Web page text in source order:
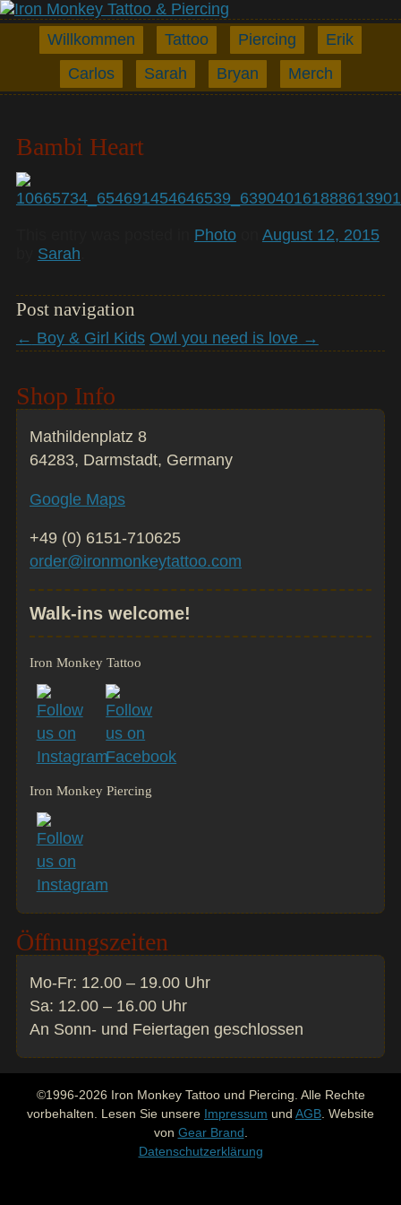
Willkommen Tattoo Piercing
Erik
Carlos
Sarah Bryan Merch
Bambi Heart
Photoon August 12, 2015
Sarah
Post navigation
← Boy & Girl Kids Owl you need is love →
Shop Info
Mathildenplatz 8
64283, Darmstadt, Germany
Google Maps
+49 (0) 6151-710625
order@ironmonkeytattoo.com
Walk-ins welcome!
Iron Monkey Tattoo
Iron Monkey Piercing
Öffnungszeiten
Mo-Fr: 12.00 – 19.00 Uhr
Sa: 12.00 – 16.00 Uhr
An Sonn- und Feiertagen geschlossen
©1996-2026 Iron Monkey Tattoo und Piercing. Alle Rechte
vorbehalten. Lesen Sie unsere Impressum und AGB. Website
von Gear Brand.
Datenschutzerklärung